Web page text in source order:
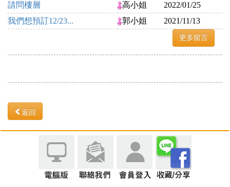
請問樓層
高小姐
2022/01/25
我們想預訂12/23...
郭小姐 2021/11/13
更多留言
返回